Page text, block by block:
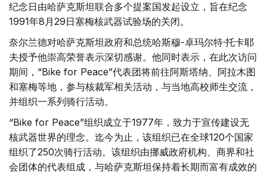
纪念日由哈萨克斯坦联合多个提案国发起设立，旨在纪念
1991年8月29日塞梅核武器试验场的关闭。
奈尔兰德对哈萨克斯坦政府和总统哈斯穆-卓玛尔特·托卡耶
夫授予他崇高荣誉表示深切感谢。他同时表示，在此次访问
期间，“Bike for Peace”代表团将前往阿斯塔纳、阿拉木图
和塞梅等地，参与核裁军相关活动，与当地高校师生交流，
并组织一系列骑行活动。
“Bike for Peace”组织成立于1977年，致力于宣传建设无
核武器世界的理念。迄今为止，该组织已在全球120个国家
组织了250次骑行活动。该组织由挪威政府机构、商界和社
会团体的代表组成，与哈萨克斯坦保持着长期而富有成效的